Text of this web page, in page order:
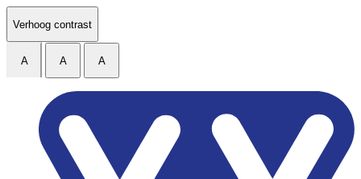
Ga naar de inhoud
Verhoog contrast
A A A